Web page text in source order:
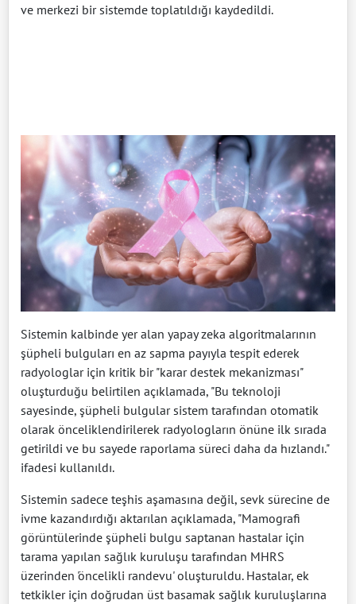
ve merkezi bir sistemde toplatıldığı kaydedildi.
Sistemin kalbinde yer alan yapay zeka algoritmalarının
şüpheli bulguları en az sapma payıyla tespit ederek
radyologlar için kritik bir "karar destek mekanizması"
oluşturduğu belirtilen açıklamada, "Bu teknoloji
sayesinde, şüpheli bulgular sistem tarafından otomatik
olarak önceliklendirilerek radyologların önüne ilk sırada
getirildi ve bu sayede raporlama süreci daha da hızlandı."
ifadesi kullanıldı.
Sistemin sadece teşhis aşamasına değil, sevk sürecine de
ivme kazandırdığı aktarılan açıklamada, "Mamografi
görüntülerinde şüpheli bulgu saptanan hastalar için
tarama yapılan sağlık kuruluşu tarafından MHRS
üzerinden 'öncelikli randevu' oluşturuldu. Hastalar, ek
tetkikler için doğrudan üst basamak sağlık kuruluşlarına